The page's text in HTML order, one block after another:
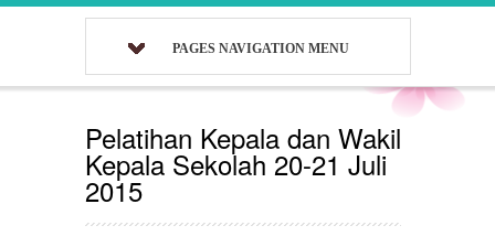
PAGES NAVIGATION MENU
Pelatihan Kepala dan Wakil
Kepala Sekolah 20-21 Juli
2015